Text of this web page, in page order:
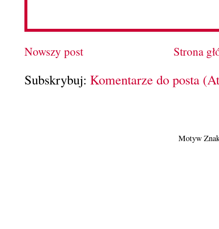
Nowszy post Strona
Subskrybuj: Komentarze do posta
Motyw